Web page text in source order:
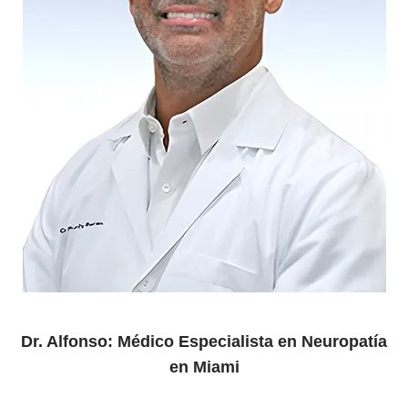
Dr. Alfonso: Médico Especialista en Neuropatía
en Miami